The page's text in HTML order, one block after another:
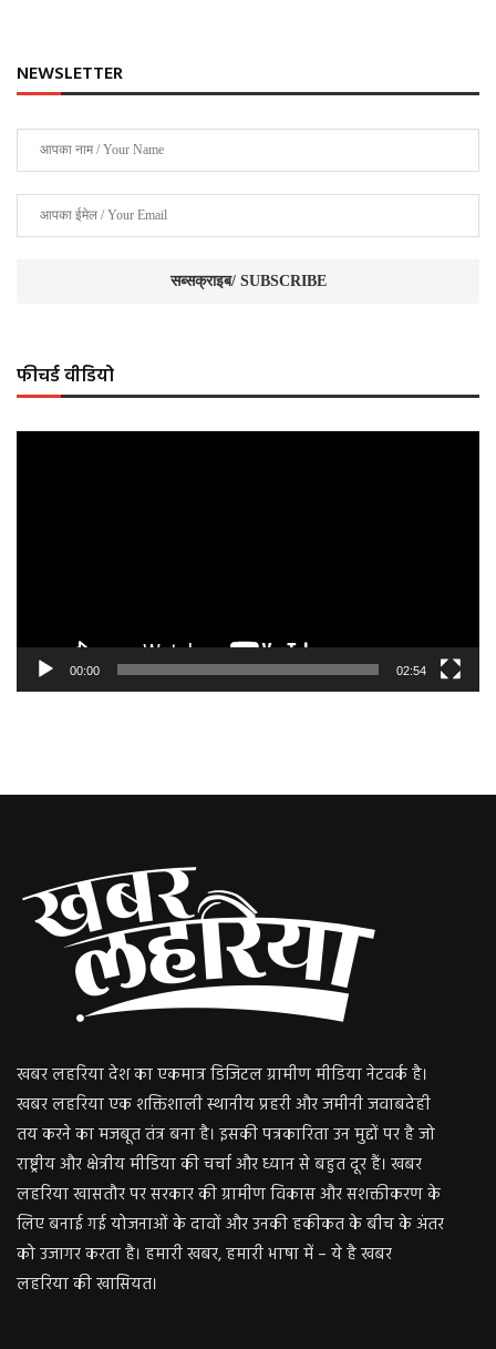
NEWSLETTER
फीचर्ड वीडियो
00:00 02:54
खबर लहरिया देश का एकमात्र डिजिटल ग्रामीण मीडिया नेटवर्क है।
खबर लहरिया एक शक्तिशाली स्थानीय प्रहरी और जमीनी जवाबदेही
तय करने का मजबूत तंत्र बना है। इसकी पत्रकारिता उन मुद्दों पर है जो
राष्ट्रीय और क्षेत्रीय मीडिया की चर्चा और ध्यान से बहुत दूर हैं। खबर
लहरिया खासतौर पर सरकार की ग्रामीण विकास और सशक्तीकरण के
लिए बनाई गई योजनाओं के दावों और उनकी हकीकत के बीच के अंतर
को उजागर करता है। हमारी खबर, हमारी भाषा में – ये है खबर
लहरिया की खासियत।